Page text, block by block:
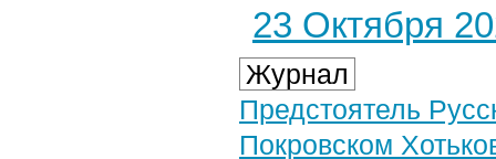
23 Октября
Журнал
Предстоятель
Покровском